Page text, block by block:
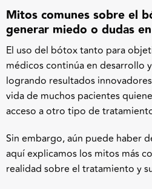
Mitos comunes sobre el
generar miedo o dudas
El uso del bótox tanto para
médicos continúa en desarrollo
logrando resultados
vida de muchos pacientes
acceso a otro tipo de
Sin embargo, aún puede haber
aquí explicamos los mitos más
realidad sobre el tratamiento y